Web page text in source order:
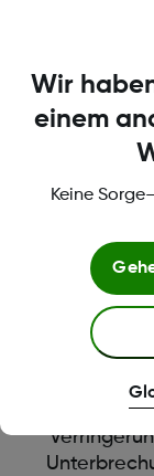
Tandem
X2™
• 30-
Wir
einem
Keine